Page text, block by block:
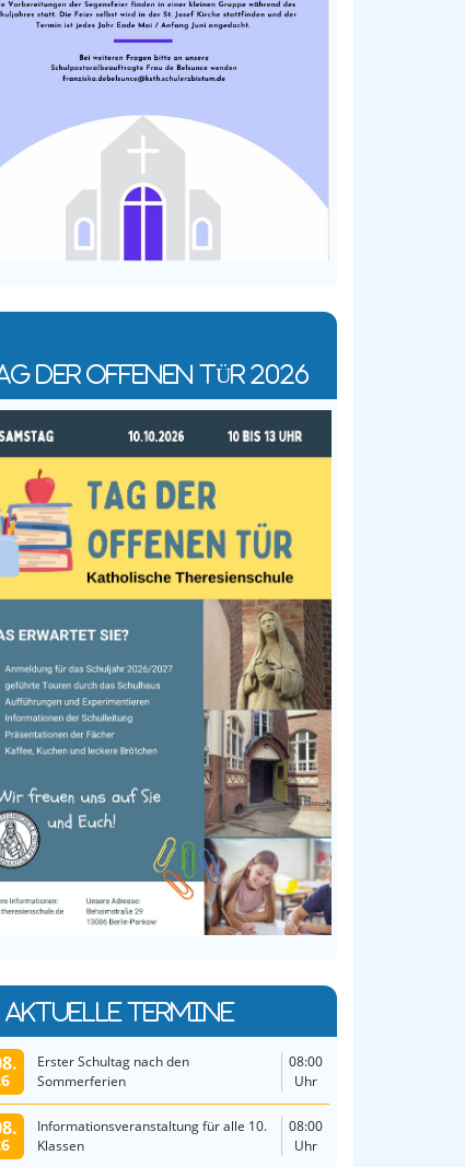
DER OFFENEN TÜR 2026
AKTUELLE TERMINE
Erster Schultag nach den
Sommerferien
08:00
Uhr
Informationsveranstaltung für alle 10.
Klassen
08:00
Uhr